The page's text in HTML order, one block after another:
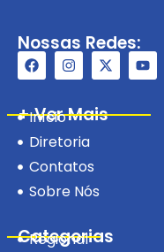
Nossas Redes:
+ Ver Mais
Início
Diretoria
Contatos
Sobre Nós
Categorias
Regional